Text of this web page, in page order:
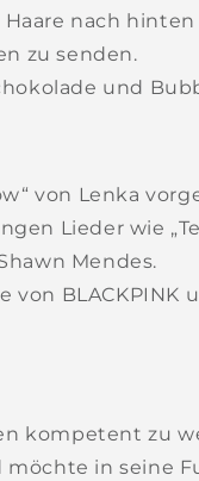
nach
zu senden.
und
von Lenka
Lieder wie
Mendes.
BLACKPINK
kompetent zu
möchte in seine